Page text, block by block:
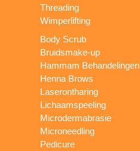
Threading
Wimperlifting
Body Scrub
Bruidsmake-up
Hammam Behandelingen
Henna Brows
Laserontharing
Lichaamspeeling
Microdermabrasie
Microneedling
Pedicure